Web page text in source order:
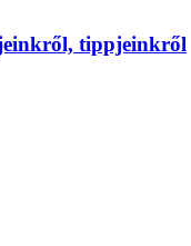
tippjeinkről